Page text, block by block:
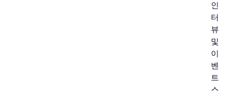
인
터
뷰
및
이
벤
트